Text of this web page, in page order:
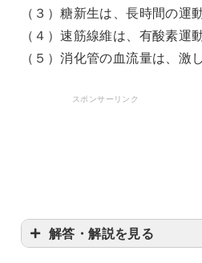
（３）糖新生は、長時間の運
（４）速筋線維は、有酸素運
（５）消化管の血流量は、激
スポンサーリンク
解答・解説を見る